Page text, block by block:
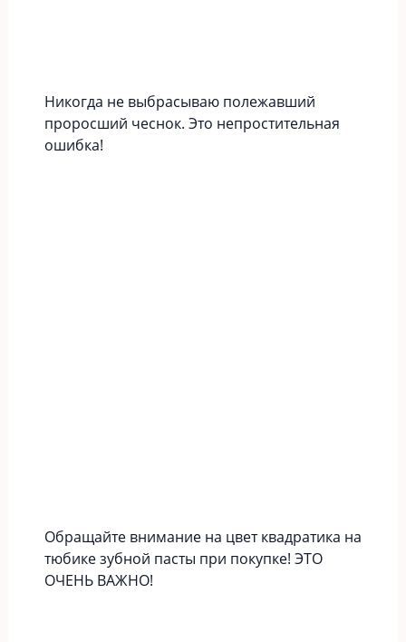
Никогда не выбрасываю полежавший
проросший чеснок. Это непростительная
ошибка!
Обращайте внимание на цвет квадратика на
тюбике зубной пасты при покупке! ЭТО
ОЧЕНЬ ВАЖНО!